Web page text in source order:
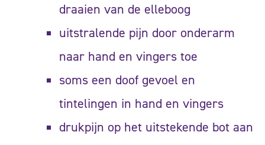
draaien van de elleboog
uitstralende pijn door onderarm
naar hand en vingers toe
soms een doof gevoel en
tintelingen in hand en vingers
drukpijn op het uitstekende bot aan